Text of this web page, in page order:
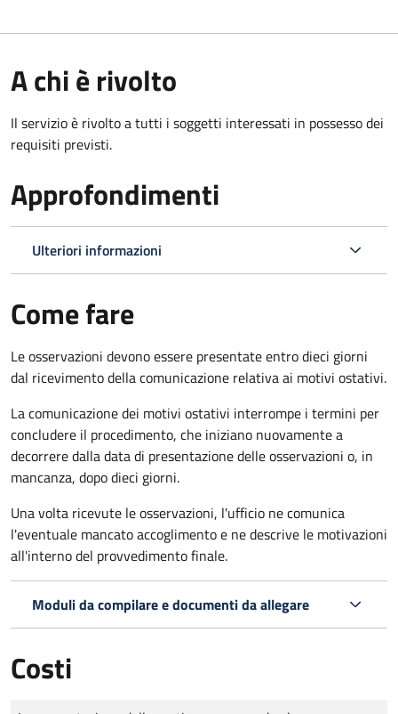
A chi è rivolto
Il servizio è rivolto a tutti i soggetti interessati in possesso dei
requisiti previsti.
Approfondimenti
Ulteriori informazioni
Come fare
Le osservazioni devono essere presentate entro dieci giorni
dal ricevimento della comunicazione relativa ai motivi ostativi.
La comunicazione dei motivi ostativi interrompe i termini per
concludere il procedimento, che iniziano nuovamente a
decorrere dalla data di presentazione delle osservazioni o, in
mancanza, dopo dieci giorni.
Una volta ricevute le osservazioni, l'ufficio ne comunica
l'eventuale mancato accoglimento e ne descrive le motivazioni
all'interno del provvedimento finale.
Moduli da compilare e documenti da allegare
Costi
Tipo di pagamento
Importo